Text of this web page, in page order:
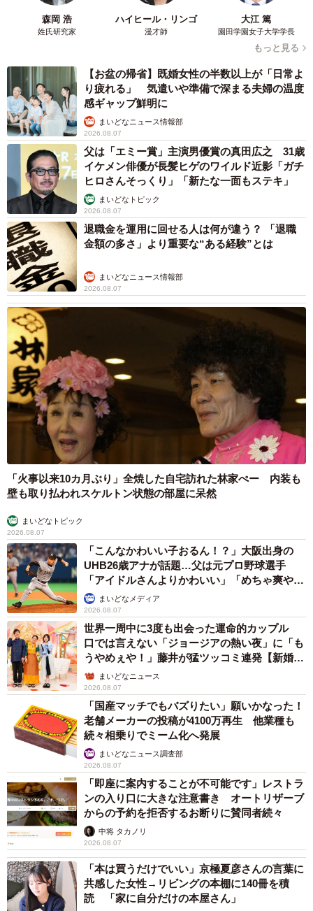
他のワンコとも仲良く過ごすことができるようになりました
「エーフのことが知りたい」…里親希望者さんが
現れた
譲渡センターにある里親希望者さんが訪れました。幼い頃
から保護犬と接し、最期まで看取られてきた経験がある方
で、当初はエーフと別のワンコを迎え入れることを検討さ
れていました。しかし、そのワンコを迎え入れた後の生活
などを総合的に検討され、一度は断念されました。
しかし、この里親希望者さんは後日インスタグラムにアッ
プされたエーフの写真を見て、ビビッときたらしく、今一
度連絡をくれました。
「この子（エーフ）のことが知りたい」と言い会いに来て
くれました。息子の優しいお兄ちゃんも一緒でした。
事前に聞いたエーフの性格も十分理解し、正式に譲渡を決
めるまで、何度も何度も譲渡センターに通われました。
やがて、里親希望者さんはエーフを迎え入れる決心をしま
した。自宅では、家族全員でエーフを迎え入れる環境作り
をしました。
優しい里親さんには怖がる素振りを見せず第2の
犬生へ
森岡 浩
姓氏研究家
ハイヒール・リンゴ
漫才師
大江 篤
園田学園女子大学学長
もっと見る
【お盆の帰省】既婚女性の半数以上が「日常よ
り疲れる」 気遣いや準備で深まる夫婦の温度
感ギャップ鮮明に
まいどなニュース情報部
2026.08.07
父は「エミー賞」主演男優賞の真田広之 31歳
イケメン俳優が長髪ヒゲのワイルド近影「ガチ
ヒロさんそっくり」「新たな一面もステキ」
まいどなトピック
2026.08.07
退職金を運用に回せる人は何が違う？ 「退職
金額の多さ」より重要な“ある経験”とは
まいどなニュース情報部
2026.08.07
「火事以来10カ月ぶり」全焼した自宅訪れた林家ぺー 内装も
壁も取り払われスケルトン状態の部屋に呆然
まいどなトピック
2026.08.07
「こんなかわいい子おるん！？」大阪出身の
UHB26歳アナが話題…父は元プロ野球選手
「アイドルさんよりかわいい」「めちゃ爽や
か」まいどなメディア
2026.08.07
世界一周中に3度も出会った運命的カップル
口では言えない「ジョージアの熱い夜」に「も
うやめぇや！」藤井が猛ツッコミ連発【新婚さ
ん】まいどなニュース
2026.08.07
「国産マッチでもバズりたい」願いかなった！
老舗メーカーの投稿が4100万再生 他業種も
続々相乗りでミーム化へ発展
まいどなニュース調査部
2026.08.07
「即座に案内することが不可能です」レストラ
ンの入り口に大きな注意書き オートリザーブ
からの予約を拒否するお断りに賛同者続々
中将 タカノリ
2026.08.07
「本は買うだけでいい」京極夏彦さんの言葉に
共感した女性→リビングの本棚に140冊を積
読 「家に自分だけの本屋さん」